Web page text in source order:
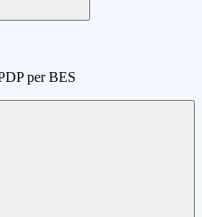
per BES